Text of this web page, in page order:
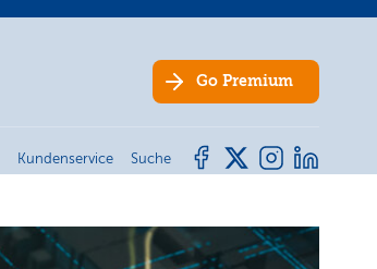
Go Premium
Kundenservice Suche